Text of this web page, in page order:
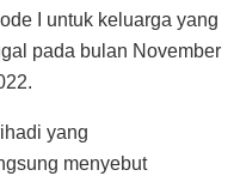
I untuk keluarga yang
pada bulan November
yang
menyebut